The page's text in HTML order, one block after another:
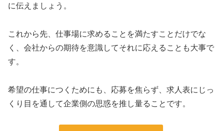
に伝えましょう。
これから先、仕事場に求めることを満たすことだけでな
く、会社からの期待を意識してそれに応えることも大事で
す。
希望の仕事につくためにも、応募を焦らず、求人表にじっ
くり目を通して企業側の思惑を推し量ることです。